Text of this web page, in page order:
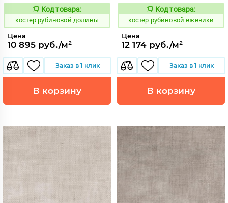
806771
Код товара:
костер рубиновой долины
Цена
10 895 руб./м²
Заказ в 1 клик
В корзину
806774
Код товара:
костер рубиновой ежевики
Цена
12 174 руб./м²
Заказ в 1 клик
В корзину